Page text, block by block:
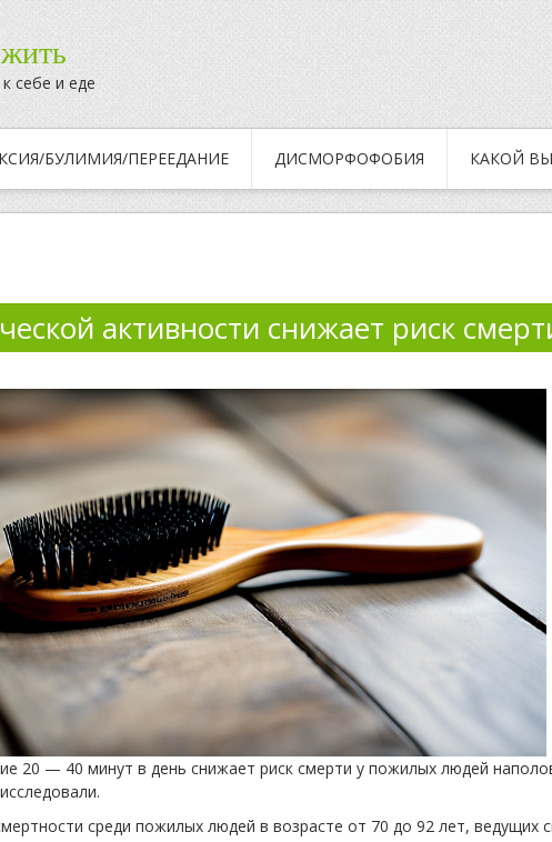
себе и еде
БУЛИМИЯ/ПЕРЕЕДАНИЕ ДИСМОРФОФОБИЯ КАКОЙ
активности снижает риск
20 — 40 минут в день снижает риск смерти у пожилых людей
среди пожилых людей в возрасте от 70 до 92 лет, ведущих